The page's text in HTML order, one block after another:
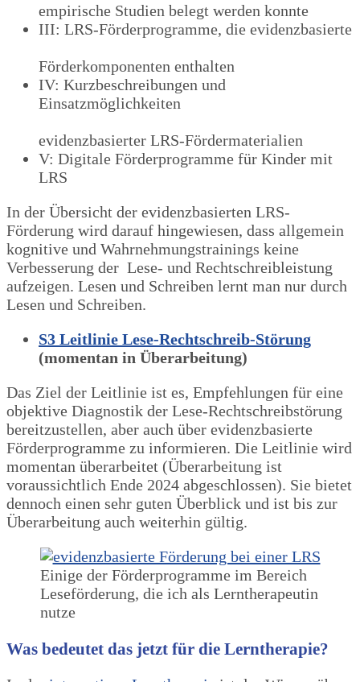
empirische Studien belegt werden konnte
III: LRS-Förderprogramme, die evidenzbasierte
Förderkomponenten enthalten
IV: Kurzbeschreibungen und
Einsatzmöglichkeiten
evidenzbasierter LRS-Fördermaterialien
V: Digitale Förderprogramme für Kinder mit
LRS
In der Übersicht der evidenzbasierten LRS-
Förderung wird darauf hingewiesen, dass allgemein
kognitive und Wahrnehmungstrainings keine
Verbesserung der Lese- und Rechtschreibleistung
aufzeigen. Lesen und Schreiben lernt man nur durch
Lesen und Schreiben.
S3 Leitlinie Lese-Rechtschreib-Störung
(momentan in Überarbeitung)
Das Ziel der Leitlinie ist es, Empfehlungen für eine
objektive Diagnostik der Lese-Rechtschreibstörung
bereitzustellen, aber auch über evidenzbasierte
Förderprogramme zu informieren. Die Leitlinie wird
momentan überarbeitet (Überarbeitung ist
voraussichtlich Ende 2024 abgeschlossen). Sie bietet
dennoch einen sehr guten Überblick und ist bis zur
Überarbeitung auch weiterhin gültig.
Einige der Förderprogramme im Bereich
Leseförderung, die ich als Lerntherapeutin
nutze
Was bedeutet das jetzt für die Lerntherapie?